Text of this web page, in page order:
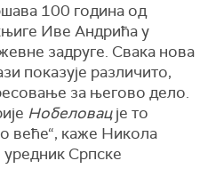
100 година од
Иве Андрића у
задруге. Свака нова
показује различито,
за његово дело.
Нобеловацје то
веће“, каже Никола
Српске